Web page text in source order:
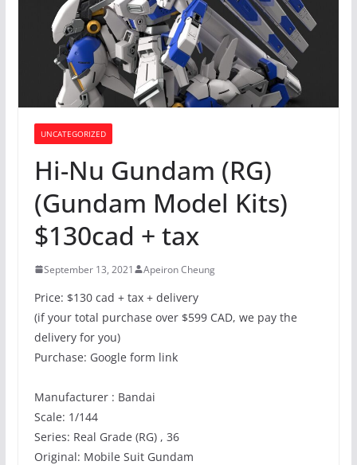
UNCATEGORIZED
Hi-Nu Gundam (RG)
(Gundam Model Kits)
$130cad + tax
September 13, 2021 Apeiron Cheung
Price: $130 cad + tax + delivery
(if your total purchase over $599 CAD, we pay the
delivery for you)
Purchase: Google form link
Manufacturer : Bandai
Scale: 1/144
Series: Real Grade (RG) , 36
Original: Mobile Suit Gundam